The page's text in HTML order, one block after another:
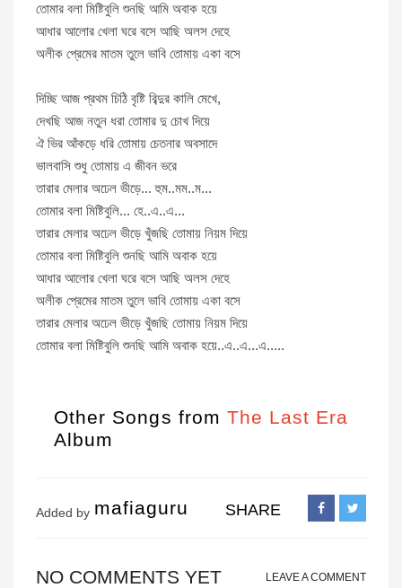
তোমার বলা মিষ্টিবুলি শুনছি আমি অবাক হয়ে
আধার আলোর খেলা ঘরে বসে আছি অলস দেহে
অলীক প্রেমের মাতম তুলে ভাবি তোমায় একা বসে
দিচ্ছি আজ প্রথম চিঠি বৃষ্টি বিব্দুর কালি মেখে,
দেখছি আজ নতুন ধরা তোমার দু চোখ দিয়ে
ঐ ভির আঁকড়ে ধরি তোমায় চেতনার অবসাদে
ভালবাসি শুধু তোমায় এ জীবন ভরে
তারার মেলার অঢেল ভীড়ে... হুম..মম..ম...
তোমার বলা মিষ্টিবুলি... হে..এ..এ...
তারার মেলার অঢেল ভীড়ে খুঁজছি তোমায় নিয়ম দিয়ে
তোমার বলা মিষ্টিবুলি শুনছি আমি অবাক হয়ে
আধার আলোর খেলা ঘরে বসে আছি অলস দেহে
অলীক প্রেমের মাতম তুলে ভাবি তোমায় একা বসে
তারার মেলার অঢেল ভীড়ে খুঁজছি তোমায় নিয়ম দিয়ে
তোমার বলা মিষ্টিবুলি শুনছি আমি অবাক হয়ে..এ..এ...এ.....
Other Songs from The Last Era
Album
Added by mafiaguru SHARE
NO COMMENTS YET LEAVE A COMMENT